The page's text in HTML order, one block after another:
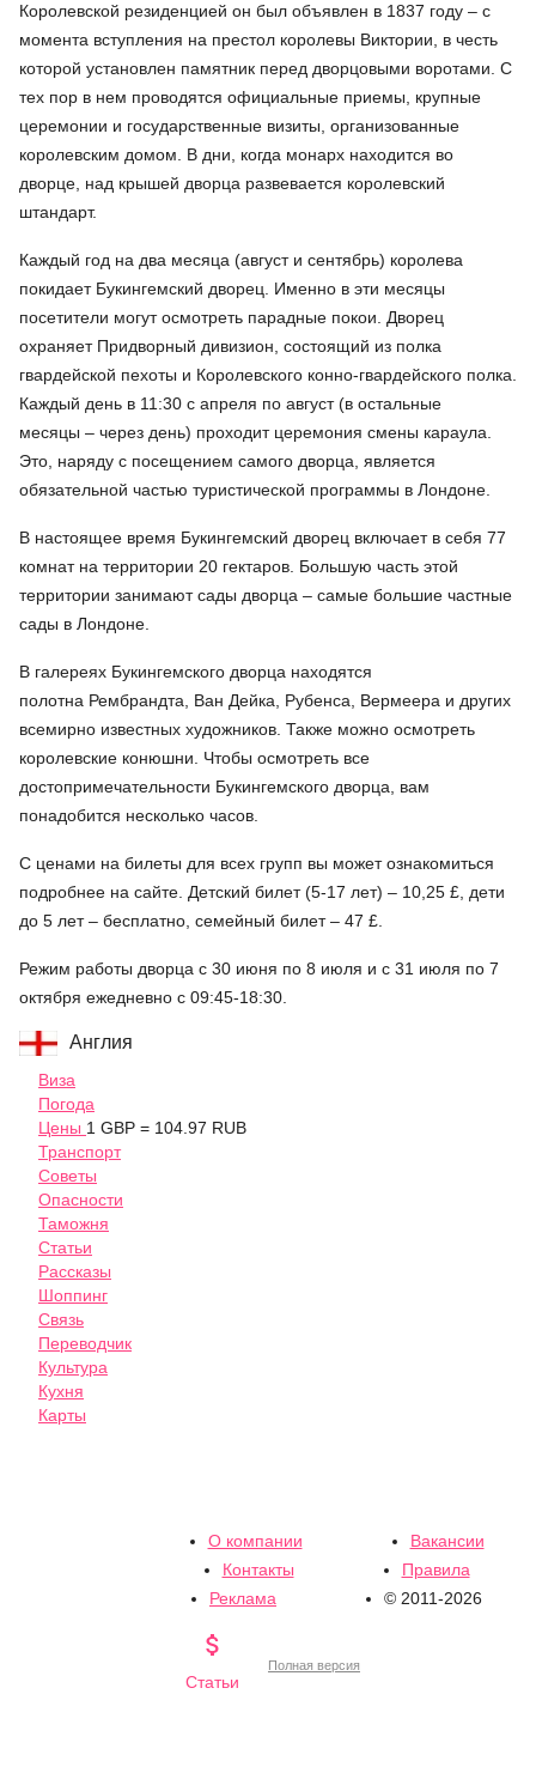
Королевской резиденцией он был объявлен в 1837 году – с
момента вступления на престол королевы Виктории, в честь
которой установлен памятник перед дворцовыми воротами. С
тех пор в нем проводятся официальные приемы, крупные
церемонии и государственные визиты, организованные
королевским домом. В дни, когда монарх находится во
дворце, над крышей дворца развевается королевский
штандарт.
Каждый год на два месяца (август и сентябрь) королева
покидает Букингемский дворец. Именно в эти месяцы
посетители могут осмотреть парадные покои. Дворец
охраняет Придворный дивизион, состоящий из полка
гвардейской пехоты и Королевского конно-гвардейского полка.
Каждый день в 11:30 с апреля по август (в остальные
месяцы – через день) проходит церемония смены караула.
Это, наряду с посещением самого дворца, является
обязательной частью туристической программы в Лондоне.
В настоящее время Букингемский дворец включает в себя 77
комнат на территории 20 гектаров. Большую часть этой
территории занимают сады дворца – самые большие частные
сады в Лондоне.
В галереях Букингемского дворца находятся
полотна Рембрандта, Ван Дейка, Рубенса, Вермеера и других
всемирно известных художников. Также можно осмотреть
королевские конюшни. Чтобы осмотреть все
достопримечательности Букингемского дворца, вам
понадобится несколько часов.
С ценами на билеты для всех групп вы может ознакомиться
подробнее на сайте. Детский билет (5-17 лет) – 10,25 £, дети
до 5 лет – бесплатно, семейный билет – 47 £
Режим работы дворца с 30 июня по 8 июля и с 31 июля по 7
октября ежедневно с 09:45-18:30.
Англия
Виза
Погода
Цены 1 GBP = 104.97 RUB
Транспорт
Советы
Опасности
Таможня
Статьи
Рассказы
Шоппинг
Связь
Переводчик
Культура
Кухня
Карты
О компании
Вакансии
Контакты
Правила
Реклама
© 2011-2026

Статьи
Полная версия